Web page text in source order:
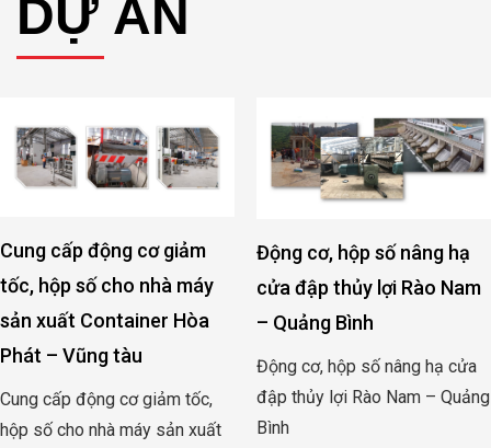
DỰ ÁN
Cung cấp động cơ giảm
tốc, hộp số cho nhà máy
sản xuất Container Hòa
Phát – Vũng tàu
Cung cấp động cơ giảm tốc,
hộp số cho nhà máy sản xuất
Động cơ, hộp số nâng hạ
cửa đập thủy lợi Rào Nam
– Quảng Bình
Động cơ, hộp số nâng hạ cửa
đập thủy lợi Rào Nam – Quảng
Bình